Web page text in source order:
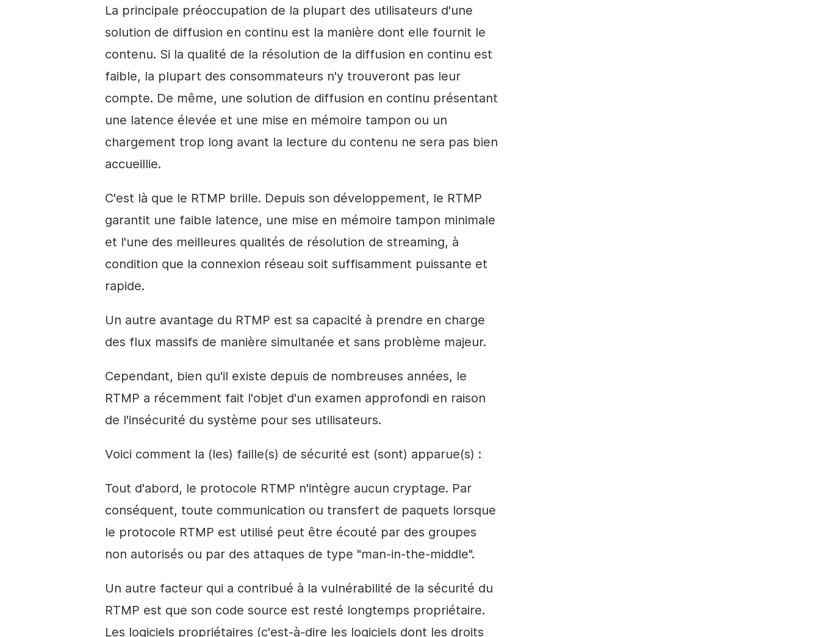
La principale préoccupation de la plupart des utilisateurs d'une
solution de diffusion en continu est la manière dont elle fournit le
contenu. Si la qualité de la résolution de la diffusion en continu est
faible, la plupart des consommateurs n'y trouveront pas leur
compte. De même, une solution de diffusion en continu présentant
une latence élevée et une mise en mémoire tampon ou un
chargement trop long avant la lecture du contenu ne sera pas bien
accueillie.
C'est là que le RTMP brille. Depuis son développement, le RTMP
garantit une faible latence, une mise en mémoire tampon minimale
et l'une des meilleures qualités de résolution de streaming, à
condition que la connexion réseau soit suffisamment puissante et
rapide.
Un autre avantage du RTMP est sa capacité à prendre en charge
des flux massifs de manière simultanée et sans problème majeur.
Cependant, bien qu'il existe depuis de nombreuses années, le
RTMP a récemment fait l'objet d'un examen approfondi en raison
de l'insécurité du système pour ses utilisateurs.
Voici comment la (les) faille(s) de sécurité est (sont) apparue(s) :
Tout d'abord, le protocole RTMP n'intègre aucun cryptage. Par
conséquent, toute communication ou transfert de paquets lorsque
le protocole RTMP est utilisé peut être écouté par des groupes
non autorisés ou par des attaques de type "man-in-the-middle".
Un autre facteur qui a contribué à la vulnérabilité de la sécurité du
RTMP est que son code source est resté longtemps propriétaire.
Les logiciels propriétaires (c'est-à-dire les logiciels dont les droits